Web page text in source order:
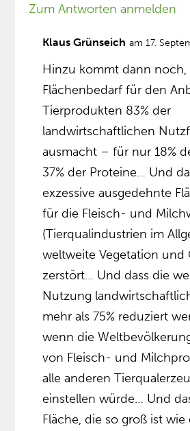
Zum Antworten anmelden
Klaus Grünseich am 17.
Hinzu kommt dann noch,
Flächenbedarf für den
Tierprodukten 83% der
landwirtschaftlichen
ausmacht – für nur 18%
37% der Proteine… Und
exzessive ausgedehnte
für die Fleisch- und
(Tierqualindustrien im
weltweite Vegetation und
zerstört… Und dass die
Nutzung
mehr als 75% reduziert
wenn die
von Fleisch- und
alle anderen
einstellen würde… Und
Fläche, die so groß ist wie